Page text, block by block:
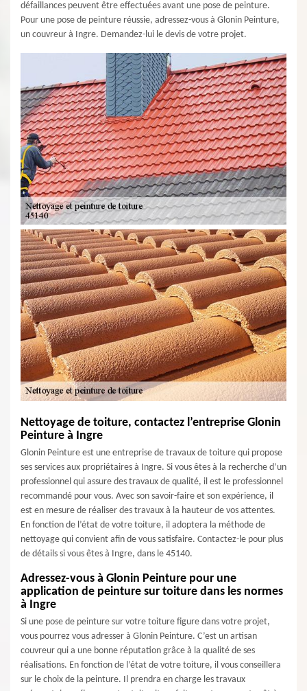
défaillances peuvent être effectuées avant une pose de peinture.
Pour une pose de peinture réussie, adressez-vous à Glonin Peinture,
un couvreur à Ingre. Demandez-lui le devis de votre projet.
Nettoyage de toiture, contactez l’entreprise Glonin
Peinture à Ingre
Glonin Peinture est une entreprise de travaux de toiture qui propose
ses services aux propriétaires à Ingre. Si vous êtes à la recherche d’un
professionnel qui assure des travaux de qualité, il est le professionnel
recommandé pour vous. Avec son savoir-faire et son expérience, il
est en mesure de réaliser des travaux à la hauteur de vos attentes.
En fonction de l’état de votre toiture, il adoptera la méthode de
nettoyage qui convient afin de vous satisfaire. Contactez-le pour plus
de détails si vous êtes à Ingre, dans le 45140.
Adressez-vous à Glonin Peinture pour une
application de peinture sur toiture dans les normes
à Ingre
Si une pose de peinture sur votre toiture figure dans votre projet,
vous pourrez vous adresser à Glonin Peinture. C’est un artisan
couvreur qui a une bonne réputation grâce à la qualité de ses
réalisations. En fonction de l’état de votre toiture, il vous conseillera
sur le choix de la peinture. Il prendra en charge les travaux